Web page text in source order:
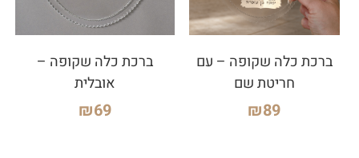
ברכת כלה שקופה – עם
חריטת שם
₪89
ברכת כלה שקופה –
אובלית
₪69